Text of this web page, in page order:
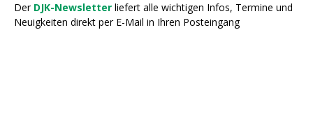
Der DJK-Newsletter liefert alle wichtigen Infos, Termine und
Neuigkeiten direkt per E-Mail in Ihren Posteingang